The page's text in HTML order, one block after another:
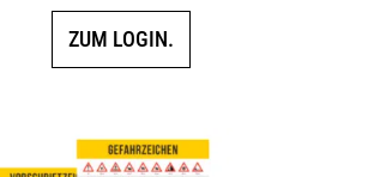
ZUM LOGIN.